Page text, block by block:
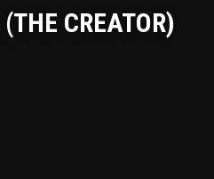
CREATOR)